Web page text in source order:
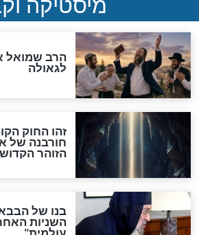
האם אפשר
מה יהיה בימות
"לפני הגאולה
והכחשה גדולה
האמונה"